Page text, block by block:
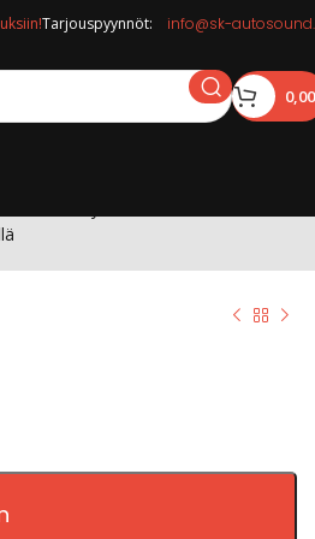
Tarjouspyynnöt: info@sk-